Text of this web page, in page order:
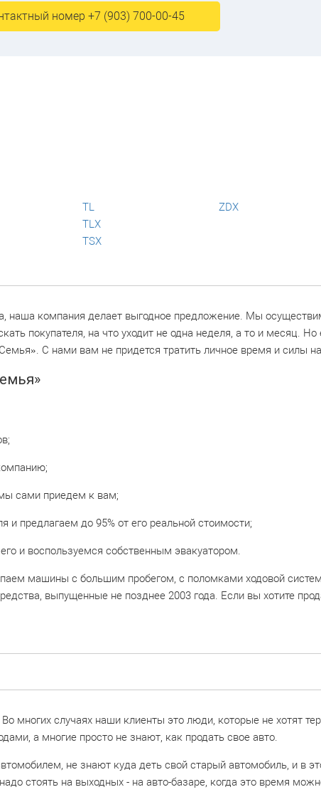
номер +7 (903) 700-00-45
TL
TLX
TSX
ZDX
наша компания делает выгодное предложение. Мы
покупателя, на что уходит не одна неделя, а то и месяц. Но
С нами вам не придется тратить личное время и силы на
сами приедем к вам;
предлагаем до 95% от его реальной стоимости;
и воспользуемся собственным эвакуатором.
машины с большим пробегом, с поломками ходовой
выпущенные не позднее 2003 года. Если вы хотите
многих случаях наши клиенты это люди, которые не хотят
а многие просто не знают, как продать свое авто.
не знают куда деть свой старый автомобиль, и в
стоять на выходных - на авто-базаре, когда это время